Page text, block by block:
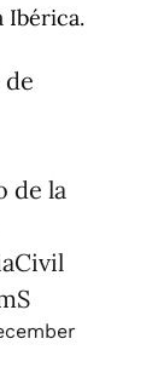
Ibérica.
de
de la